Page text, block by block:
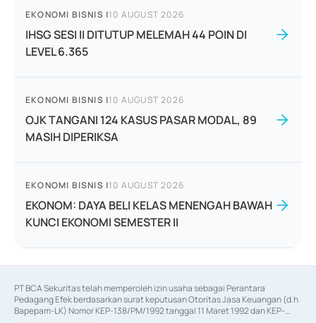
EKONOMI BISNIS |10 AUGUST 2026
IHSG SESI II DITUTUP MELEMAH 44 POIN DI
LEVEL 6.365
EKONOMI BISNIS |10 AUGUST 2026
OJK TANGANI 124 KASUS PASAR MODAL, 89
MASIH DIPERIKSA
EKONOMI BISNIS |10 AUGUST 2026
EKONOM: DAYA BELI KELAS MENENGAH BAWAH
KUNCI EKONOMI SEMESTER II
PT BCA Sekuritas telah memperoleh izin usaha sebagai Perantara
Pedagang Efek berdasarkan surat keputusan Otoritas Jasa Keuangan (d.h
Bapepam-LK) Nomor KEP-138/PM/1992 tanggal 11 Maret 1992 dan KEP-